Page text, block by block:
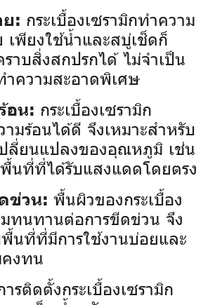
ย: กระเบื้องเซรามิกทำความ
เพียงใช้น้ำและสบู่เช็ดก็
าบสิ่งสกปรกได้ ไม่จำเป็น
ำความสะอาดพิเศษ
อน: กระเบื้องเซรามิก
มร้อนได้ดี จึงเหมาะสำหรับ
ลี่ยนแปลงของอุณหภูมิ เช่น
นที่ที่ได้รับแสงแดดโดยตรง
ข่วน: พื้นผิวของกระเบื้อง
มทนทานต่อการขีดข่วน จึง
พื้นที่ที่มีการใช้งานบ่อยและ
คงทน
ารติดตั้งกระเบื้องเซรามิก